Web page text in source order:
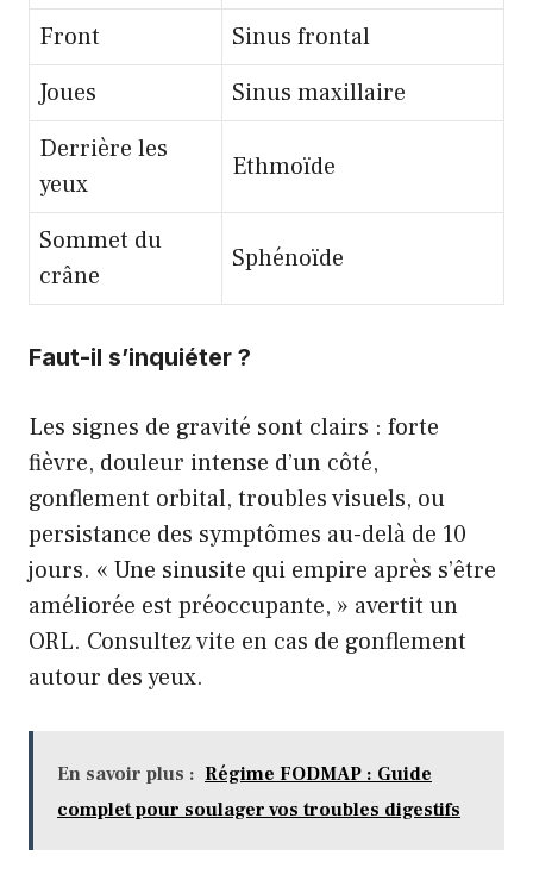
Front
Sinus frontal
Joues
Sinus maxillaire
Derrière les
yeux
Ethmoïde
Sommet du
crâne
Sphénoïde
Faut-il s’inquiéter ?
Les signes de gravité sont clairs : forte
fièvre, douleur intense d’un côté,
gonflement orbital, troubles visuels, ou
persistance des symptômes au-delà de 10
jours. « Une sinusite qui empire après s’être
améliorée est préoccupante, » avertit un
ORL. Consultez vite en cas de gonflement
autour des yeux.
En savoir plus : Régime FODMAP : Guide
complet pour soulager vos troubles digestifs